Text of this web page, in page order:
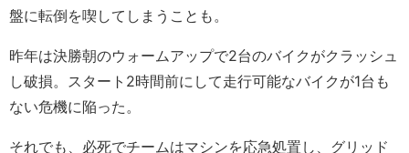
盤に転倒を喫してしまうことも。
昨年は決勝朝のウォームアップで2台のバイクがクラッシュ
し破損。スタート2時間前にして走行可能なバイクが1台も
ない危機に陥った。
それでも、必死でチームはマシンを応急処置し、グリッド